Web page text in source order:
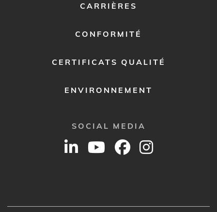
CARRIÈRES
CONFORMITÉ
CERTIFICATS QUALITÉ
ENVIRONNEMENT
SOCIAL MEDIA